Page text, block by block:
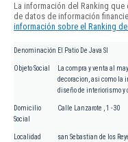
La información del Ranking
de datos de información
información sobre el Ranking
Denominación El Patio De Java Sl
Objeto Social
La compra y venta al
decoracion, asi como la
diseño de interiorismo y
Domicilio
Social
Calle Lanzarote , 1 - 30
Localidad san Sebastian de los